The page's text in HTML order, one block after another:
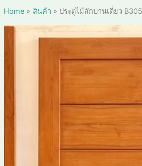
Home สินค้า ประตูไม้สักบานเดี่ยว B305